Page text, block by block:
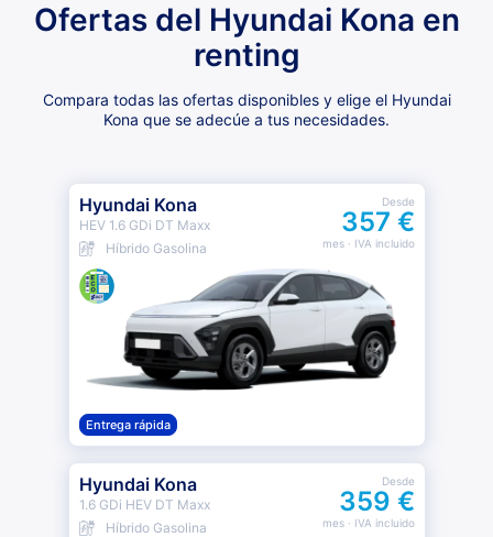
Ofertas del Hyundai Kona en
renting
Compara todas las ofertas disponibles y elige el Hyundai
Kona que se adecúe a tus necesidades.
Hyundai Kona
HEV 1.6 GDi DT Maxx
Híbrido Gasolina
Desde
357 €
mes· IVA incluido
Entrega rápida
Hyundai Kona
1.6 GDi HEV DT Maxx
Híbrido Gasolina
Desde
359 €
mes· IVA incluido